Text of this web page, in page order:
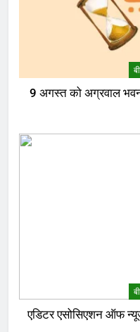
9 अगस्त को अग्रवाल
एडिटर एसोसिएशन ऑफ न्यूज़